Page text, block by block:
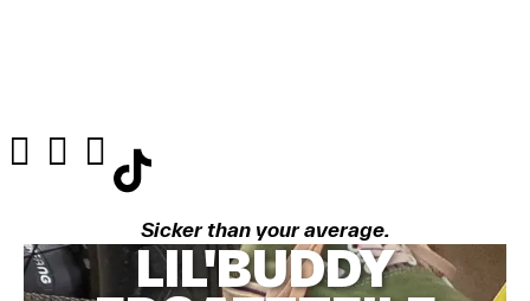
Sicker than your average.
LIL'BUDDY